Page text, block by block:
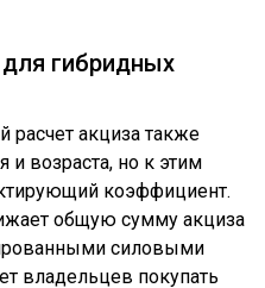
гибридных
расчет акциза также
и возраста, но к этим
коэффициент.
общую сумму акциза
силовыми
владельцев покупать